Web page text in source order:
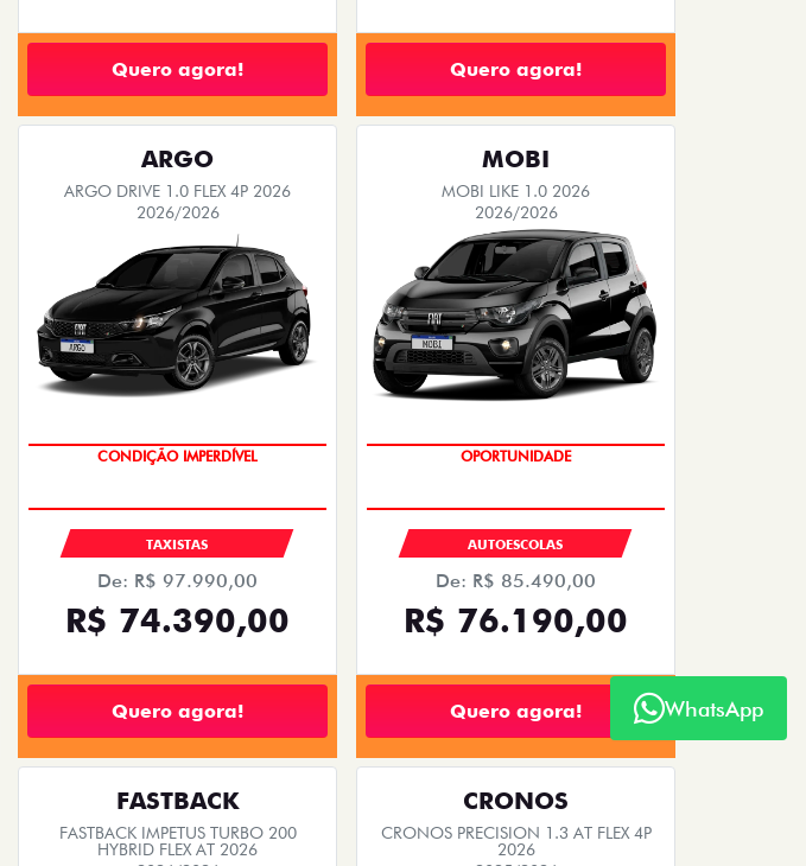
Quero agora! Quero agora!
ARGO
ARGO DRIVE 1.0 FLEX 4P 2026
2026/2026
CONDIÇÃO IMPERDÍVEL
TAXISTAS
De: R$ 97.990,00
R$ 74.390,00
Quero agora!
MOBI
MOBI LIKE 1.0 2026
2026/2026
OPORTUNIDADE
AUTOESCOLAS
De: R$ 85.490,00
R$ 76.190,00
Quero agora!
FASTBACK
FASTBACK IMPETUS TURBO 200
HYBRID FLEX AT 2026
CRONOS
CRONOS PRECISION 1.3 AT FLEX 4P
2026
WhatsApp